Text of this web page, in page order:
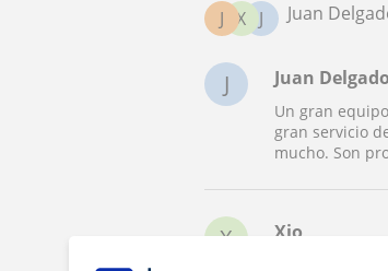
J
X
J Juan
J Juan Delgado
Un gran
gran servicio
mucho. Son
X Xio
Hola a todos.